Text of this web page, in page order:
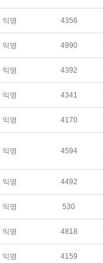
익명 4356
익명 4990
익명 4392
익명 4341
익명 4170
익명 4594
익명 4492
익명 530
익명 4818
익명 4159